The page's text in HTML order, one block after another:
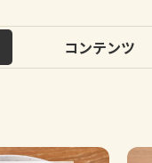
コンテンツ